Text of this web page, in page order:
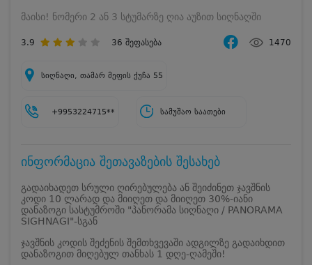
მაისი! ნომერი 2 ან 3 სტუმარზე ღია აუზით სიღნაღში
3.9 36 შეფასება 1470
სიღნაღი, თამარ მეფის ქუჩა 55
+9953224715** სამუშაო საათები
ინფორმაცია შეთავაზების შესახებ
გადაიხადეთ სრული ღირებულება ან შეიძინეთ ჯავშნის
კოდი 10 ლარად და მიიღეთ და მიიღეთ 30%-იანი
დანაზოგი სასტუმროში "პანორამა სიღნაღი / PANORAMA
SIGHNAGI"-სგან
ჯავშნის კოდის შეძენის შემთხვევაში ადგილზე გადაიხდით
დანაზოგით მიღებულ თანხას 1 დღე-ღამეში!